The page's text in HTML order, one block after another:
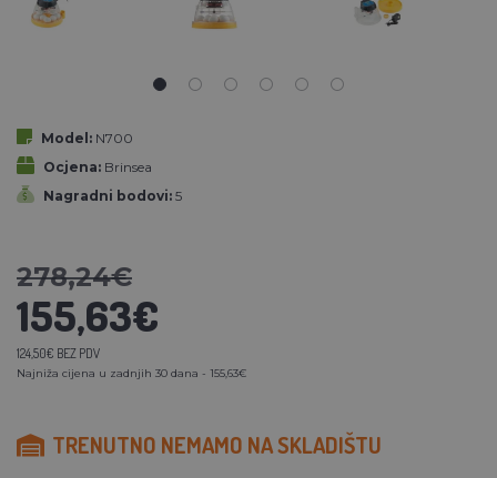
Model: N700
Ocjena: Brinsea
Nagradni bodovi: 5
278,24€
155,63€
124,50€ BEZ PDV
Najniža cijena u zadnjih 30 dana - 155,63€
TRENUTNO NEMAMO NA SKLADIŠTU